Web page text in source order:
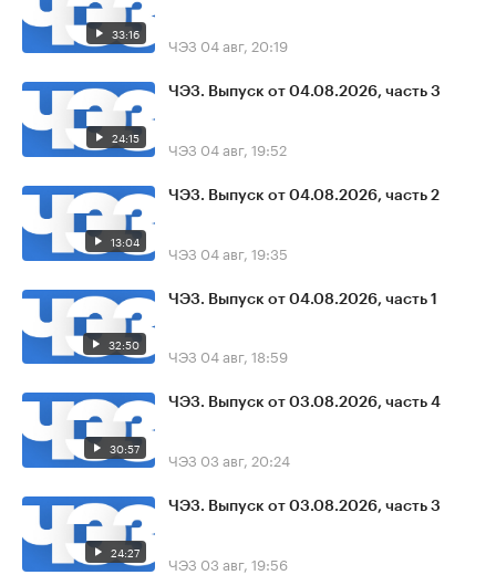
33:16 ЧЭЗ 04 авг, 20:19
24:15
ЧЭЗ. Выпуск от 04.08.2026, часть 3
ЧЭЗ 04 авг, 19:52
13:04
ЧЭЗ. Выпуск от 04.08.2026, часть 2
ЧЭЗ 04 авг, 19:35
32:50
ЧЭЗ. Выпуск от 04.08.2026, часть 1
ЧЭЗ 04 авг, 18:59
30:57
ЧЭЗ. Выпуск от 03.08.2026, часть 4
ЧЭЗ 03 авг, 20:24
24:27
ЧЭЗ. Выпуск от 03.08.2026, часть 3
ЧЭЗ 03 авг, 19:56